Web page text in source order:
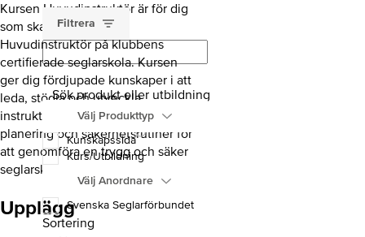
Kursen Huvudinstruktör är för dig
som ska vara ansvarig
Huvudinstruktör på klubbens
certifierade seglarskola. Kursen
ger dig fördjupade kunskaper i att
leda, stödja och utveckla
instruktörer samt kunskap om
planering och säkerhetsrutiner för
att genomföra en trygg och säker
seglarskola.
Upplägg
Filtrera
Sök produkt eller utbildning
Välj Produkttyp
Kunskapssida
Kurs/Utbildning
Välj Anordnare
Svenska Seglarförbundet
Sortering